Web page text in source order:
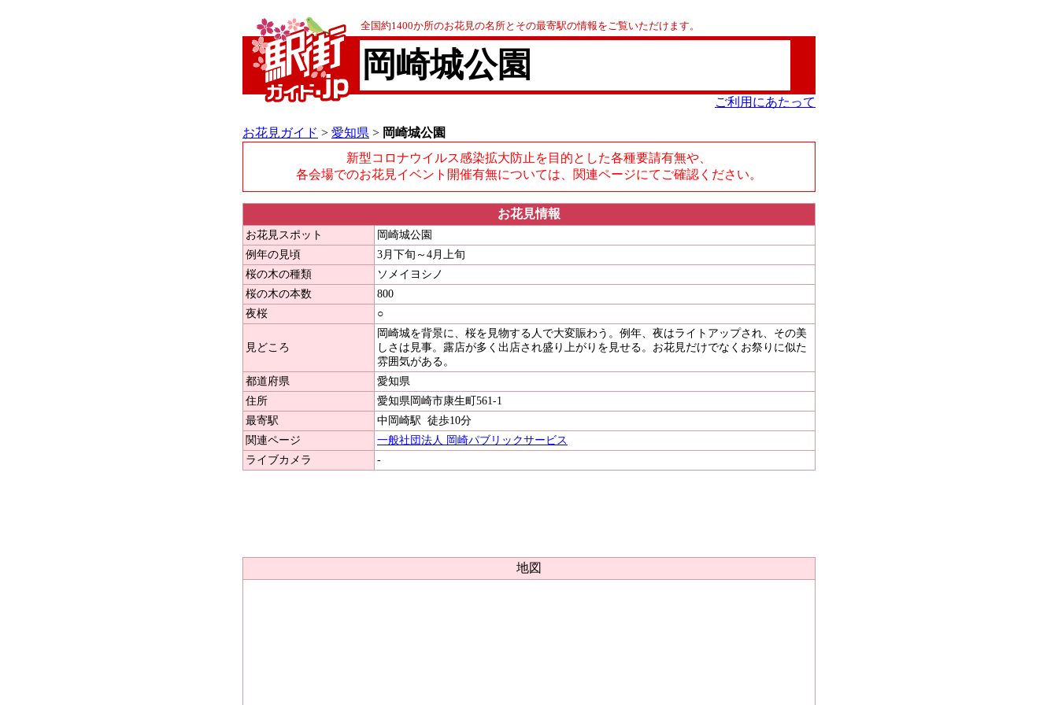
全国約1400か所のお花見の名所とその最寄駅の情報をご覧いただけます。
岡崎城公園
ご利用にあたって
お花見ガイド > 愛知県 > 岡崎城公園
新型コロナウイルス感染拡大防止を目的とした各種要請有無や、
各会場でのお花見イベント開催有無については、関連ページにてご確認ください。
お花見情報
お花見スポット
岡崎城公園
例年の見頃
3月下旬～4月上旬
桜の木の種類
ソメイヨシノ
桜の木の本数
800
夜桜
○
見どころ
岡崎城を背景に、桜を見物する人で大変賑わう。例年、夜はライトアップされ、その美
しさは見事。露店が多く出店され盛り上がりを見せる。お花見だけでなくお祭りに似た
雰囲気がある。
都道府県
愛知県
住所
愛知県岡崎市康生町561-1
最寄駅
中岡崎駅 徒歩10分
関連ページ
一般社団法人 岡崎パブリックサービス
ライブカメラ
-
地図